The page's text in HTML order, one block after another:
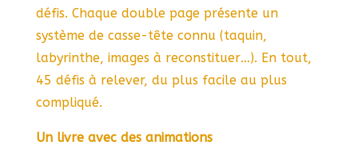
défis. Chaque double page présente un
système de casse-tête connu (taquin,
labyrinthe, images à reconstituer…). En tout,
45 défis à relever, du plus facile au plus
compliqué.
Un livre avec des animations